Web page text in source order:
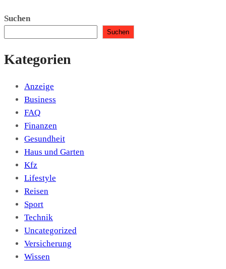
Suchen
Suchen
Kategorien
Anzeige
Business
FAQ
Finanzen
Gesundheit
Haus und Garten
Kfz
Lifestyle
Reisen
Sport
Technik
Uncategorized
Versicherung
Wissen